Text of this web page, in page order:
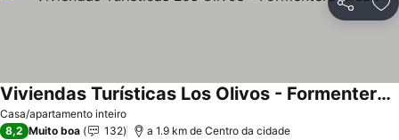
Partilhar
Casa/apartamento inteiro
Viviendas Turísticas Los Olivos - Formentera Break
Ver preços
8,2 Muito boa 132 a 1.9 km de Centro da cidade